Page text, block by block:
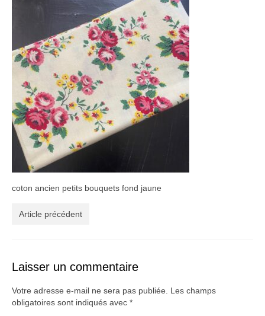
Vaisselle ancienne
Jouets anciens
Patchwork
Mercerie
Dressing
Linge ancien
Ephemera
Créations
À propos
Blog
Galerie
coton ancien petits bouquets fond jaune
Article précédent
Laisser un commentaire
Votre adresse e-mail ne sera pas publiée.
Les champs
obligatoires sont indiqués avec *